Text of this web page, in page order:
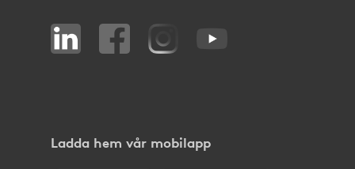
Ladda hem vår mobilapp